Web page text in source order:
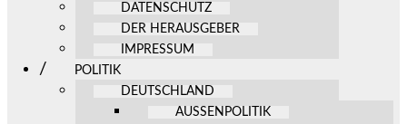
DATENSCHUTZ
DER HERAUSGEBER
IMPRESSUM
POLITIK
DEUTSCHLAND
AUSSENPOLITIK